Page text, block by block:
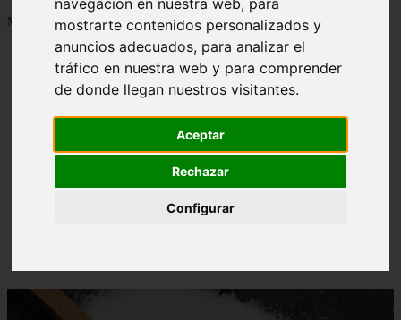
mostrarte contenidos personalizados y
anuncios adecuados, para analizar el
tráfico en nuestra web y para comprender
de donde llegan nuestros visitantes.
Aceptar
Rechazar
Configurar
Mostrando 1 - 24 de 1288 artículos
Contraindicaciones del espino amarillo: conocelas
ahora